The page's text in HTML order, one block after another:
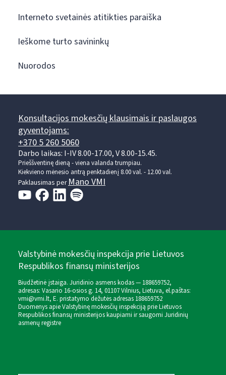
Interneto svetainės atitikties paraiška
Ieškome turto savininkų
Nuorodos
Konsultacijos mokesčių klausimais ir paslaugos
gyventojams:
+370 5 260 5060
Darbo laikas: I-IV 8.00-17.00, V 8.00-15.45.
Prieššventinę dieną - viena valanda trumpiau.
Kiekvieno mėnesio antrą penktadienį 8.00 val. - 12.00 val.
Paklausimas per Mano VMI
Valstybinė mokesčių inspekcija prie Lietuvos
Respublikos finansų ministerijos
Biudžetinė įstaiga. Juridinio asmens kodas — 188659752,
adresas: Vasario 16-osios g. 14, 01107 Vilnius, Lietuva, el.paštas:
vmi@vmi.lt, E. pristatymo dėžutės adresas 188659752
Duomenys apie Valstybinę mokesčių inspekciją prie Lietuvos
Respublikos finansų ministerijos kaupiami ir saugomi Juridinių
asmenų registre